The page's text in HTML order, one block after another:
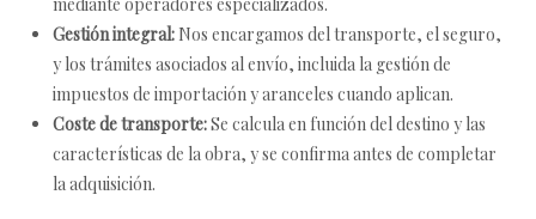
Gestión integral: Nos encargamos del transporte, el seguro,
y los trámites asociados al envío, incluida la gestión de
impuestos de importación y aranceles cuando aplican.
Coste de transporte:Se calcula en función del destino y las
características de la obra, y se confirma antes de completar
la adquisición.